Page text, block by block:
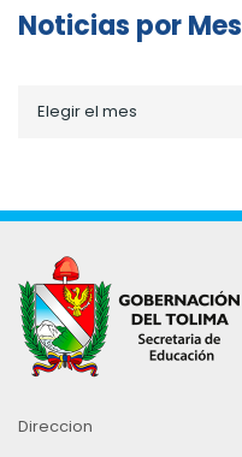
Noticias por Mes
porElegir el mes
Direccion